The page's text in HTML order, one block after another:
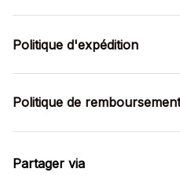
Politique d'expédition
Politique de remboursement
Partager via